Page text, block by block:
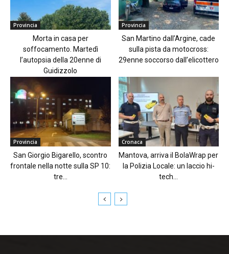
Provincia
Morta in casa per
soffocamento. Martedì
l’autopsia della 20enne di
Guidizzolo
Provincia
San Martino dall’Argine, cade
sulla pista da motocross:
29enne soccorso dall’elicottero
Provincia
San Giorgio Bigarello, scontro
frontale nella notte sulla SP 10:
tre...
Cronaca
Mantova, arriva il BolaWrap per
la Polizia Locale: un laccio hi-
tech...